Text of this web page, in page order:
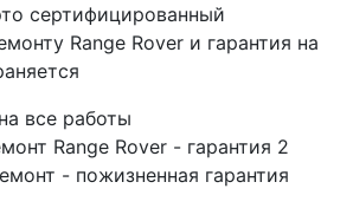
сертифицированный
Range Rover и гарантия на
все работы
Range Rover - гарантия 2
- пожизненная гарантия